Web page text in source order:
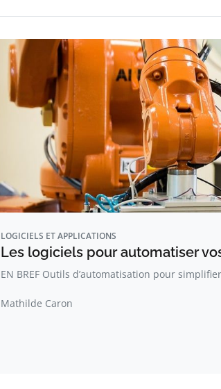
LOGICIELS ET APPLICATIONS
Les logiciels pour automatiser
EN BREF Outils d’automatisation pour
Mathilde Caron